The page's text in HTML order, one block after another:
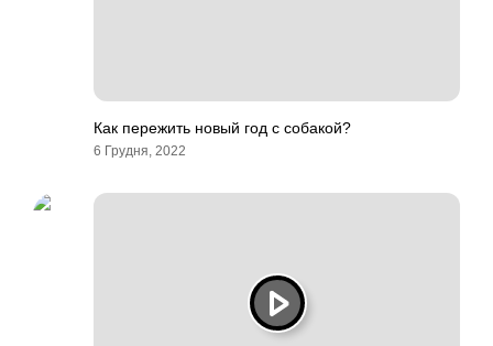
Как пережить новый год с собакой?
6 Грудня, 2022